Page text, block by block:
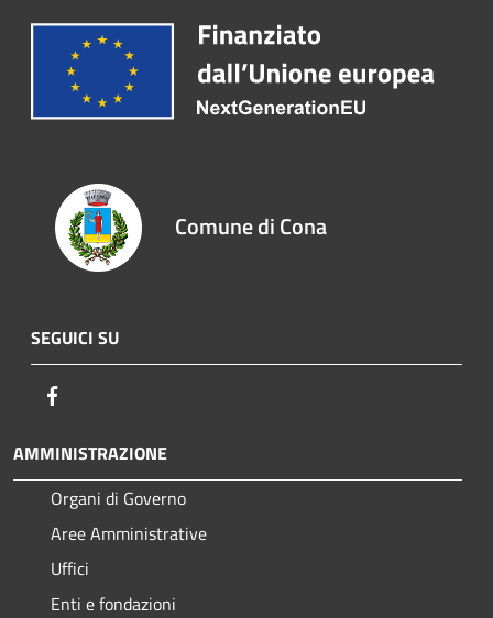
Comune di Cona
SEGUICI SU
AMMINISTRAZIONE
Organi di Governo
Aree Amministrative
Uffici
Enti e fondazioni